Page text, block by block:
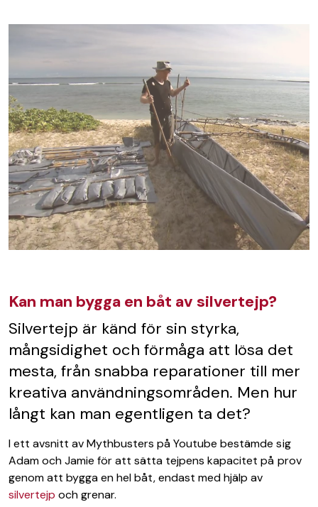
Kan man bygga en båt av silvertejp?
Silvertejp är känd för sin styrka,
mångsidighet och förmåga att lösa det
mesta, från snabba reparationer till mer
kreativa användningsområden. Men hur
långt kan man egentligen ta det?
I ett avsnitt av Mythbusters på Youtube bestämde sig
Adam och Jamie för att sätta tejpens kapacitet på prov
genom att bygga en hel båt, endast med hjälp av
silvertejp och grenar.